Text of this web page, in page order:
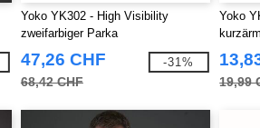
Yoko YK302 - High Visibility
zweifarbiger Parka
47,26 CHF
68,42 CHF
-31%
Yoko
19,99